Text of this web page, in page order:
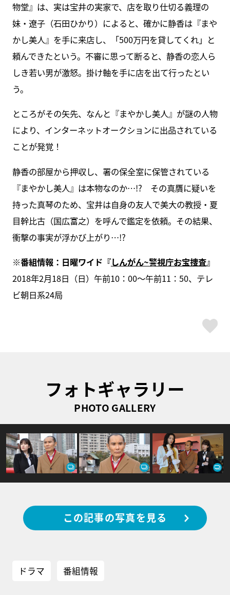
物堂』は、実は宝井の実家で、店を取り仕切る義理の
妹・遼子（石田ひかり）によると、確かに静香は『まや
かし美人』を手に来店し、「500万円を貸してくれ」と
頼んできたという。不審に思って断ると、静香の恋人ら
しき若い男が激怒。掛け軸を手に店を出て行ったとい
う。
ところがその矢先、なんと『まやかし美人』が謎の人物
により、インターネットオークションに出品されている
ことが発覚！
静香の部屋から押収し、署の保全室に保管されている
『まやかし美人』は本物なのか…!? その真贋に疑いを
持った真琴のため、宝井は自身の友人で美大の教授・夏
目幹比古（国広富之）を呼んで鑑定を依頼。その結果、
衝撃の事実が浮かび上がり…!?
※番組情報：日曜ワイド『しんがん~警視庁お宝捜査』
2018年2月18日（日）午前10：00～午前11：50、テレ
ビ朝日系24局
フォトギャラリー
PHOTO GALLERY
この記事の写真を見る
ドラマ 番組情報